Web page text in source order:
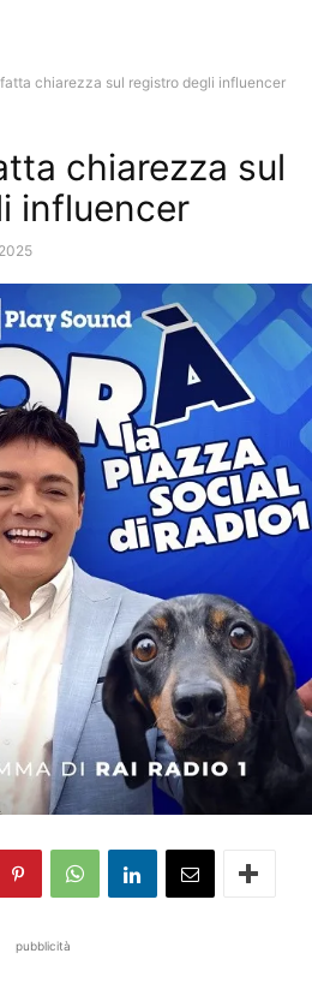
fatta chiarezza sul registro degli influencer
chiarezza sul
influencer
pubblicità